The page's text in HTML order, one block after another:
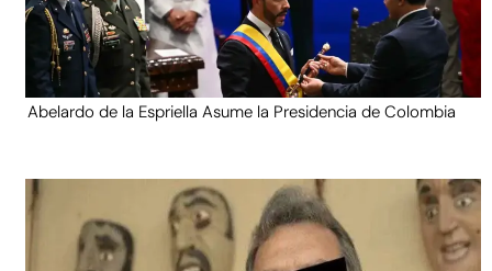
Abelardo de la Espriella Asume la Presidencia de Colombia